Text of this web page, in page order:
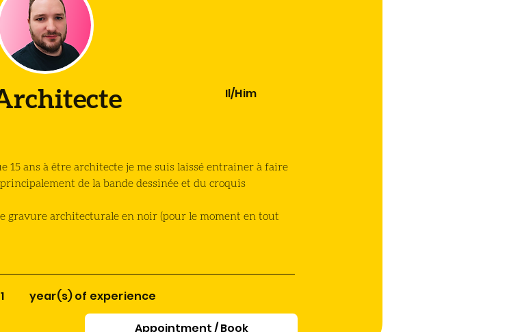
Il/Him
15 ans à être architecte je me suis laissé entrainer à faire
de la bande dessinée et du croquis
gravure architecturale en noir (pour le moment en tout
1 year(s) of experience
Appointment / Book